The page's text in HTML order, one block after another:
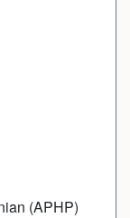
(APHP)